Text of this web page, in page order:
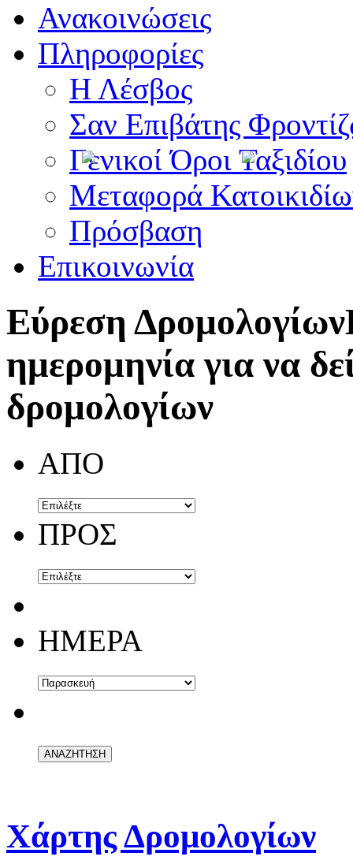
Ανακοινώσεις
Πληροφορίες
Η Λέσβος
Σαν Επιβάτης
Γενικοί Όροι Ταξιδίου
Μεταφορά
Πρόσβαση
Επικοινωνία
Εύρεση Δρομολογίων
ημερομηνία για να
δρομολογίων
ΑΠΟ
ΠΡΟΣ
ΗΜΕΡΑ
Χάρτης Δρομολογίων